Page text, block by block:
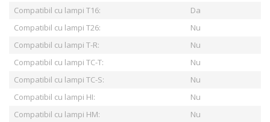
Compatibil cu lampi T16:
Da
Compatibil cu lampi T26:
Nu
Compatibil cu lampi T-R:
Nu
Compatibil cu lampi TC-T:
Nu
Compatibil cu lampi TC-S:
Nu
Compatibil cu lampi HI:
Nu
Compatibil cu lampi HM:
Nu